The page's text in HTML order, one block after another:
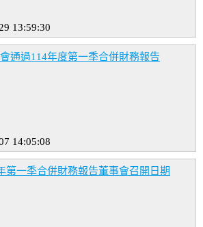
13:59:30
通過114年度第一季合併財務報告
14:05:08
第一季合併財務報告董事會召開日期